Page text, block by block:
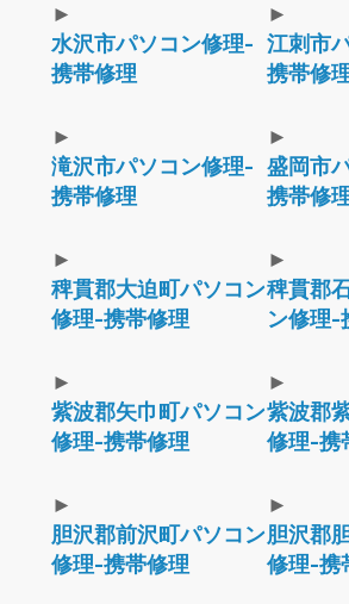
►
水沢市パソコン修理-
携帯修理
►
江刺市
携帯修
►
滝沢市パソコン修理-
携帯修理
►
盛岡市
携帯修
►
稗貫郡大迫町パソコン
修理-携帯修理
►
稗貫郡
ン修理-
►
紫波郡矢巾町パソコン
修理-携帯修理
►
紫波郡
修理-携
►
胆沢郡前沢町パソコン
修理-携帯修理
►
胆沢郡
修理-携